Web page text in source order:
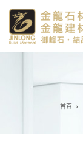
首頁